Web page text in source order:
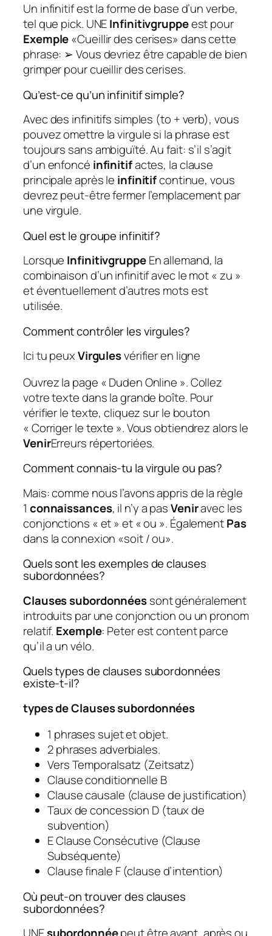
Un infinitif est la forme de base d’un verbe,
tel que pick. UNEInfinitivgruppeest pour
Exemple«Cueillir des cerises» dans cette
phrase: ➢ Vous devriez être capable de bien
grimper pour cueillir des cerises.
Qu’est-ce qu’un infinitif simple?
Avec des infinitifs simples (to + verb), vous
pouvez omettre la virgule si la phrase est
toujours sans ambiguïté. Au fait: s’il s’agit
d’un enfoncé infinitifactes, la clause
principale après le infinitifcontinue, vous
devrez peut-être fermer l’emplacement par
une virgule.
Quel est le groupe infinitif?
Lorsque InfinitivgruppeEn allemand, la
combinaison d’un infinitif avec le mot « zu »
et éventuellement d’autres mots est
utilisée.
Comment contrôler les virgules?
Ici tu peuxVirgulesvérifier en ligne
Ouvrez la page « Duden Online ». Collez
votre texte dans la grande boîte. Pour
vérifier le texte, cliquez sur le bouton
« Corriger le texte ». Vous obtiendrez alors le
VenirErreurs répertoriées.
Comment connais-tu la virgule ou pas?
Mais: comme nous l’avons appris de la règle
1 connaissances, il n’y a pasVeniravec les
conjonctions « et » et « ou ». ÉgalementPas
dans la connexion «soit / ou».
Quels sont les exemples de clauses
subordonnées?
Clauses subordonnéessont généralement
introduits par une conjonction ou un pronom
relatif. Exemple: Peter est content parce
qu’il a un vélo.
Quels types de clauses subordonnées
existe-t-il?
types deClauses subordonnées
1 phrases sujet et objet.
2 phrases adverbiales.
Vers Temporalsatz (Zeitsatz)
Clause conditionnelle B
Clause causale (clause de justification)
Taux de concession D (taux de
subvention)
E Clause Consécutive (Clause
Subséquente)
Clause finale F (clause d’intention)
Où peut-on trouver des clauses
subordonnées?